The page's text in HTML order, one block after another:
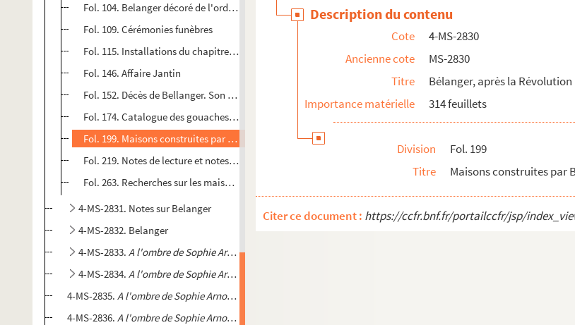
Fol. 104. Belanger décoré de l'ordre de Saint-Michel
Fol. 109. Cérémonies funèbres
Fol. 115. Installations du chapitre royal de Saint-Denis, destruction des tombes royales de Saint-Germain-des-...
Fol. 146. Affaire Jantin
Fol. 152. Décès de Bellanger. Son successeur Jean-François-Joseph Lecointe
Fol. 174. Catalogue des gouaches, aquarelles, dessins composant le cabinet de feu M. Belanger. Inventaire aprè...
Fol. 199. Maisons construites par Belanger : listes des maisons
Fol. 219. Notes de lecture et notes diverses
Fol. 263. Recherches sur les maisons
4-MS-2831. Notes sur Belanger
4-MS-2832. Belanger
4-MS-2833. A l'ombre de Sophie Arnould, François-Joseph Belanger
4-MS-2834. A l'ombre de Sophie Arnould, François-Joseph Belanger
4-MS-2835. A l'ombre de Sophie Arnould, François-Joseph Belanger
4-MS-2836. A l'ombre de Sophie Arnould, François-Joseph Belanger
Description du contenu
Cote
4-MS-2830
Ancienne cote
MS-2830
Titre
Bélanger, après la Révolution
Importance matérielle
314 feuillets
Division
Fol. 199
Titre
Maisons construites par
Citer ce document : https://ccfr.bnf.fr/portailccfr/jsp/